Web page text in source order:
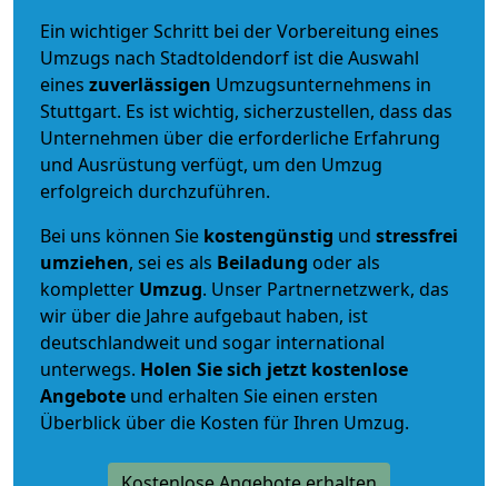
Ein wichtiger Schritt bei der Vorbereitung eines
Umzugs nach Stadtoldendorf ist die Auswahl
eines zuverlässigen Umzugsunternehmens in
Stuttgart. Es ist wichtig, sicherzustellen, dass das
Unternehmen über die erforderliche Erfahrung
und Ausrüstung verfügt, um den Umzug
erfolgreich durchzuführen.
Bei uns können Sie kostengünstig und stressfrei
umziehen, sei es als Beiladung oder als
kompletter Umzug. Unser Partnernetzwerk, das
wir über die Jahre aufgebaut haben, ist
deutschlandweit und sogar international
unterwegs. Holen Sie sich jetzt kostenlose
Angebote und erhalten Sie einen ersten
Überblick über die Kosten für Ihren Umzug.